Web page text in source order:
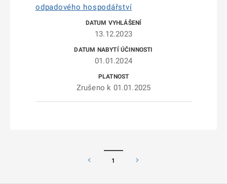
odpadového hospodářství
13.12.2023
01.01.2024
Zrušeno k 01.01.2025
1